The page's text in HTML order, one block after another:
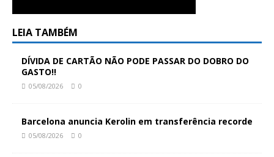
LEIA TAMBÉM
DÍVIDA DE CARTÃO NÃO PODE PASSAR DO DOBRO DO
GASTO!!
05/08/2026 0
Barcelona anuncia Kerolin em transferência recorde
05/08/2026 0